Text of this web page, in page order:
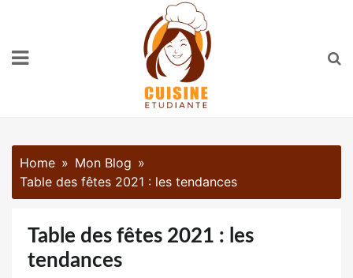
content
Home
Mon Blog
Table des fêtes 2021 : les tendances
Table des fêtes 2021 : les
tendances